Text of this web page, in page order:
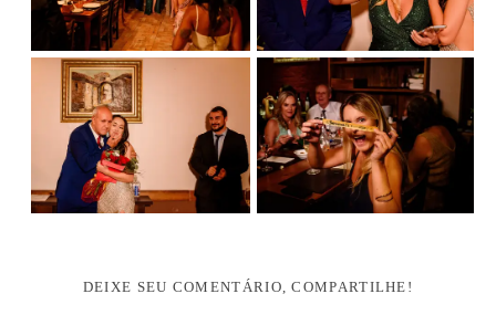
DEIXE SEU COMENTÁRIO, COMPARTILHE!